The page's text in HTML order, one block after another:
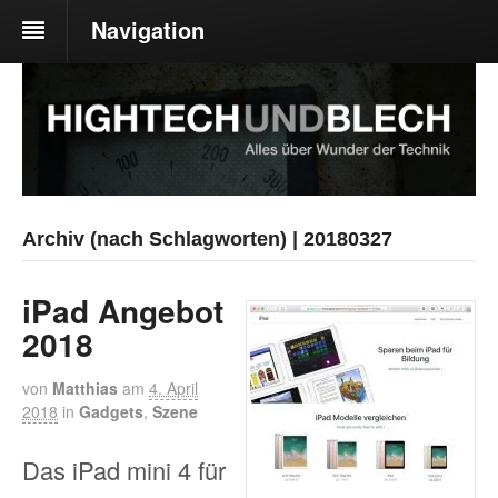
Navigation
Archiv (nach Schlagworten) | 20180327
iPad Angebot
2018
von Matthias am 4. April
2018 in Gadgets, Szene
Das iPad mini 4 für